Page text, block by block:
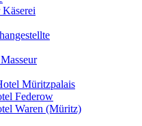
Müritzpalais
Federow
Waren (Müritz)